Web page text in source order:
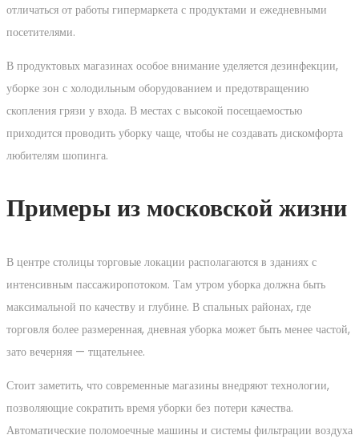
отличаться от работы гипермаркета с продуктами и ежедневными
посетителями.
В продуктовых магазинах особое внимание уделяется дезинфекции,
уборке зон с холодильным оборудованием и предотвращению
скопления грязи у входа. В местах с высокой посещаемостью
приходится проводить уборку чаще, чтобы не создавать дискомфорта
любителям шопинга.
Примеры из московской жизни
В центре столицы торговые локации располагаются в зданиях с
интенсивным пассажиропотоком. Там утром уборка должна быть
максимальной по качеству и глубине. В спальных районах, где
торговля более размеренная, дневная уборка может быть менее частой,
зато вечерняя — тщательнее.
Стоит заметить, что современные магазины внедряют технологии,
позволяющие сократить время уборки без потери качества.
Автоматические поломоечные машины и системы фильтрации воздуха